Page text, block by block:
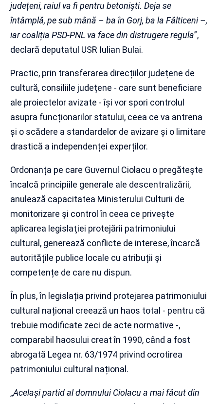
județeni, raiul va fi pentru betoniști. Deja se
întâmplă, pe sub mână – ba în Gorj, ba la Fălticeni –,
iar coaliția PSD-PNL va face din distrugere regula”,
declară deputatul USR Iulian Bulai.
Practic, prin transferarea direcțiilor județene de
cultură, consiliile județene - care sunt beneficiare
ale proiectelor avizate - își vor spori controlul
asupra funcționarilor statului, ceea ce va antrena
și o scădere a standardelor de avizare și o limitare
drastică a independenței experților.
Ordonanța pe care Guvernul Ciolacu o pregătește
încalcă principiile generale ale descentralizării,
anulează capacitatea Ministerului Culturii de
monitorizare şi control în ceea ce privește
aplicarea legislaţiei protejării patrimoniului
cultural, generează conflicte de interese, încarcă
autoritățile publice locale cu atribuții și
competențe de care nu dispun.
În plus, în legislația privind protejarea patrimoniului
cultural național creează un haos total - pentru că
trebuie modificate zeci de acte normative -,
comparabil haosului creat în 1990, când a fost
abrogată Legea nr. 63/1974 privind ocrotirea
patrimoniului cultural național.
„Același partid al domnului Ciolacu a mai făcut din